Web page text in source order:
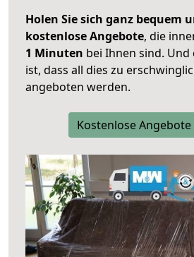
Holen Sie sich ganz bequem
kostenlose Angebote, die
1 Minuten bei Ihnen sind. Und
ist, dass all dies zu
angeboten werden.
Kostenlose